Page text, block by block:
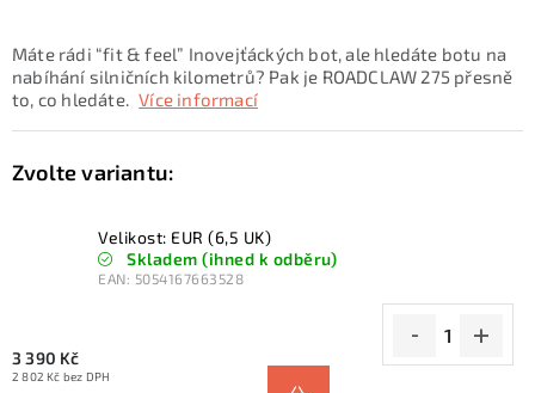
Máte rádi “fit & feel” Inovejťáckých bot, ale hledáte botu na
nabíhání silničních kilometrů? Pak je ROADCLAW 275 přesně
to, co hledáte. Více informací
Velikost: EUR (6,5 UK)
Skladem (ihned k odběru)
EAN: 5054167663528
3 390 Kč
2 802 Kč bez DPH